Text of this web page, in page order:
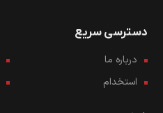
دسترسی سریع
درباره ما
استخدام